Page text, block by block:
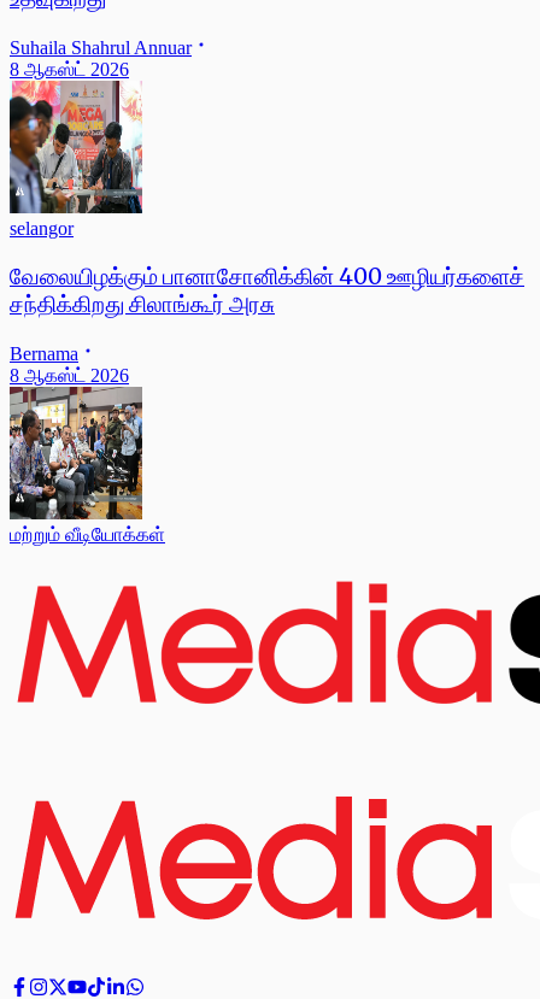
Suhaila Shahrul Annuar
8 ஆகஸ்ட் 2026
selangor
வேலையிழக்கும் பானாசோனிக்கின் 400 ஊழியர்களைச்
சந்திக்கிறது சிலாங்கூர் அரசு
Bernama
8 ஆகஸ்ட் 2026
மற்றும் வீடியோக்கள்